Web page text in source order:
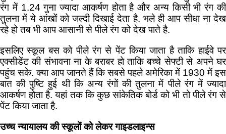
रंग में 1.24 गुना ज्यादा आकर्षण होता है और अन्य किसी भी रंग की
तुलना में ये आंखों को जल्दी दिखाई देता है. भले ही आप सीधा ना देख
रहे हो तब भी आप आसानी से पीले रंग को देख पाते है.
इसलिए स्कूल बस को पीले रंग से पेंट किया जाता है ताकि हाईवे पर
एक्सीडेंट की संभावना ना के बराबर हो ताकि बच्चे सेफ्टी से अपने घर
पहुंच सके. क्या आप जानते हैं कि सबसे पहले अमेरिका में 1930 में इस
बात की पुष्टि हुई थी कि अन्य रंगों की तुलना में पीले रंग में ज्यादा
आकर्षण होता है. यहां तक कि कुछ सांकेतिक बोर्ड को भी तो पीले रंग से
पेंट किया जाता है.
उच्च न्यायालय की स्कूलों को लेकर गाइडलाइन्स